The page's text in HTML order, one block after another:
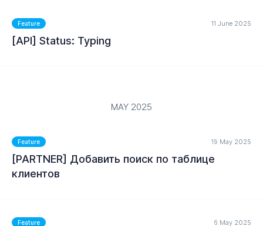
Feature 11 June 2025
[API] Status: Typing
MAY 2025
Feature 19 May 2025
[PARTNER] Добавить поиск по таблице
клиентов
Feature 6 May 2025